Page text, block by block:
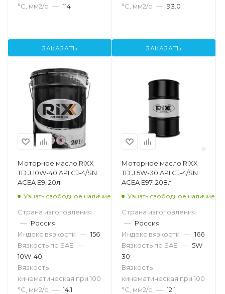
°С, мм2/с — 114
ЗАКАЗАТЬ
°С, мм2/с — 93.0
ЗАКАЗАТЬ
Моторное масло RIXX
TD J 10W-40 API CJ-4/SN
ACEA E9, 20л
Узнать свободное наличие
Страна изготовления
— Россия
Индекс вязкости — 156
Вязкость по SAE —
10W-40
Вязкость
кинематическая при 100
°С, мм2/с — 14.1
Моторное масло RIXX
TD J 5W-30 API CJ-4/SN
ACEA E97, 208л
Узнать свободное наличие
Страна изготовления
— Россия
Индекс вязкости — 166
Вязкость по SAE — 5W-
30
Вязкость
кинематическая при 100
°С, мм2/с — 12.1